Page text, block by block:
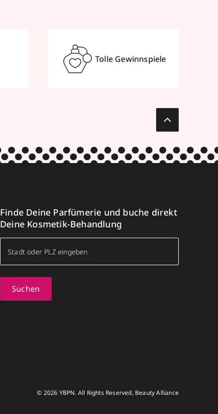
Tolle Gewinnspiele
Finde Deine Parfümerie und buche direkt
Deine Kosmetik-Behandlung
Suchen
© 2026 YBPN. All Rights Reserved, Beauty Alliance